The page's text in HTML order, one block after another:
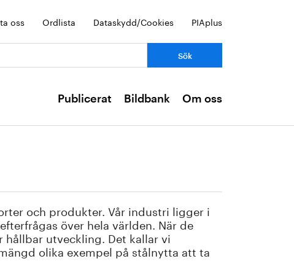
oss Ordlista Dataskydd/Cookies PIAplus
Publicerat Bildbank Om oss
och produkter. Vår industri ligger i
över hela världen. När de
utveckling. Det kallar vi
olika exempel på stålnytta att ta